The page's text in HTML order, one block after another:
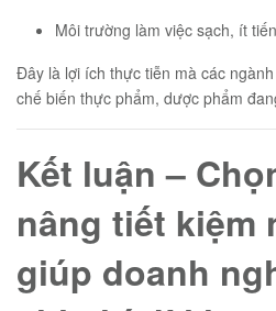
Môi trường làm việc sạch, ít
Đây là lợi ích thực tiễn mà các
chế biến thực phẩm, dược phẩm
Kết luận –
nâng tiết kiệm
giúp doanh